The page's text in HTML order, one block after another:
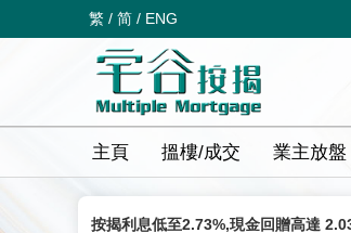
繁 / 简 / ENG
主頁 搵樓/成交 業主放盤
按揭利息低至2.73%,現金回贈高達